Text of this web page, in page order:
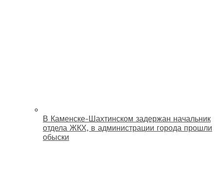
В Каменске-Шахтинском задержан начальник
отдела ЖКХ, в администрации города прошли
обыски